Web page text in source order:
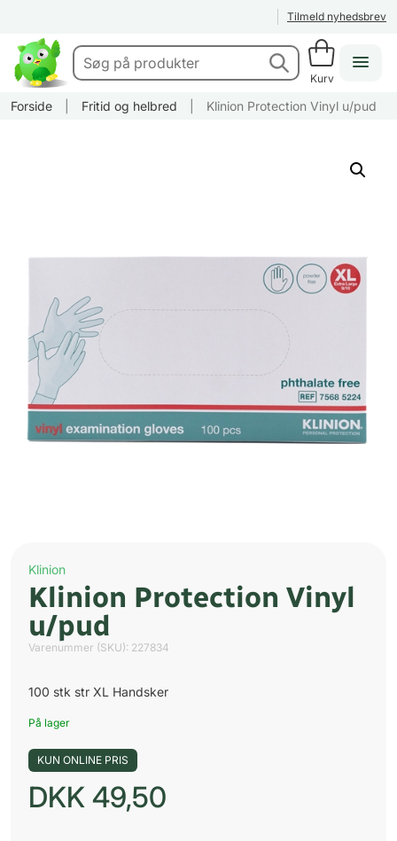
Tilmeld nyhedsbrev
Kurv
Forside Fritid og helbred Klinion Protection Vinyl u/pud
Klinion
Klinion Protection Vinyl
u/pud
Varenummer (SKU): 227834
100 stk str XL Handsker
På lager
KUN ONLINE PRIS
DKK 49,50